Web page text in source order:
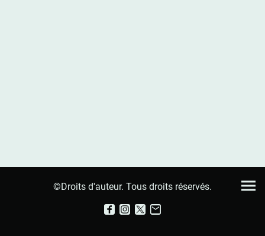
©Droits d'auteur. Tous droits réservés.